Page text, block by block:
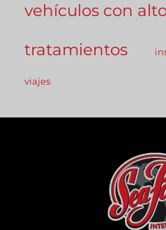
vehículos con
tratamientos
viajes